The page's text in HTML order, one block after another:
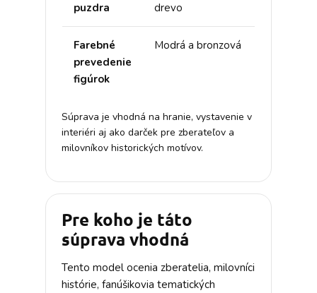
puzdra
drevo
Farebné
prevedenie
figúrok
Modrá a bronzová
Súprava je vhodná na hranie, vystavenie v
interiéri aj ako darček pre zberateľov a
milovníkov historických motívov.
Pre koho je táto
súprava vhodná
Tento model ocenia zberatelia, milovníci
histórie, fanúšikovia tematických